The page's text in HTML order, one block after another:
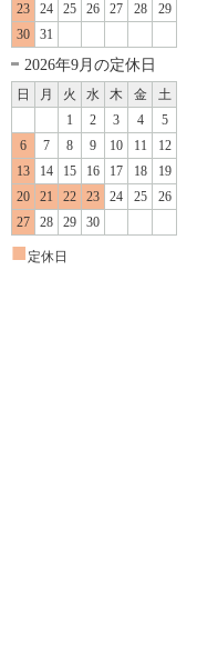
23
24 25 26 27 28
29
30
31
2026年9月の定休日
日 月 火 水 木 金
土
1
2 3 4
5
6
7 8 9 10 11
12
13
14 15 16 17 18
19
20
21 22 23 24 25
26
27
28 29 30
■ 定休日